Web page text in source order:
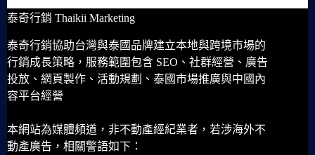
泰奇行銷 Thaikii Marketing
泰奇行銷協助台灣與泰國品牌建立本地與跨境市場的
行銷成長策略，服務範圍包含 SEO、社群經營、廣告
投放、網頁製作、活動規劃、泰國市場推廣與中國內
容平台經營
本網站為媒體頻道，非不動產經紀業者，若涉海外不
動產廣告，相關警語如下：